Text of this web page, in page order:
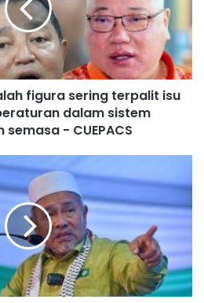
figura sering terpalit isu
dalam sistem
- CUEPACS